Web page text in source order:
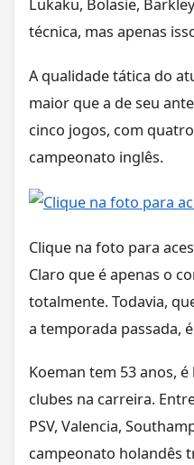
Lukaku, Bolasie,
técnica, mas apenas
A qualidade tática do
maior que a de seu
cinco jogos, com
campeonato inglês.
Clique na foto para
Claro que é apenas o
totalmente. Todavia,
a temporada passada,
Koeman tem 53 anos,
clubes na carreira.
PSV, Valencia,
campeonato holandês